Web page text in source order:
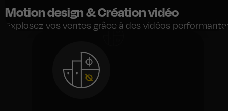
Motion design & Création vidéo
Explosez vos ventes grâce à des vidéos